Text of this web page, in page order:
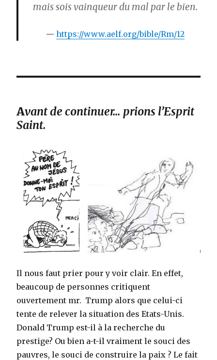
mais sois vainqueur du mal par le bien.
https://www.aelf.org/bible/Rm/12
Avant de continuer… prions l’Esprit
Saint.
Il nous faut prier pour y voir clair. En effet,
beaucoup de personnes critiquent
ouvertement mr. Trump alors que celui-ci
tente de relever la situation des Etats-Unis.
Donald Trump est-il à la recherche du
prestige? Ou bien a-t-il vraiment le souci des
pauvres, le souci de construire la paix ? Le fait